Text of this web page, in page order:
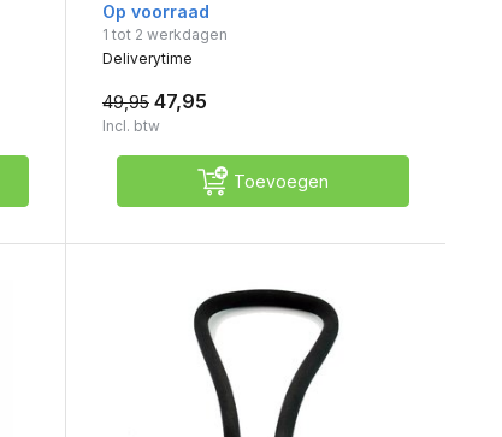
Op voorraad
1 tot 2 werkdagen
Deliverytime
49,95 47,95
Incl. btw
Toevoegen